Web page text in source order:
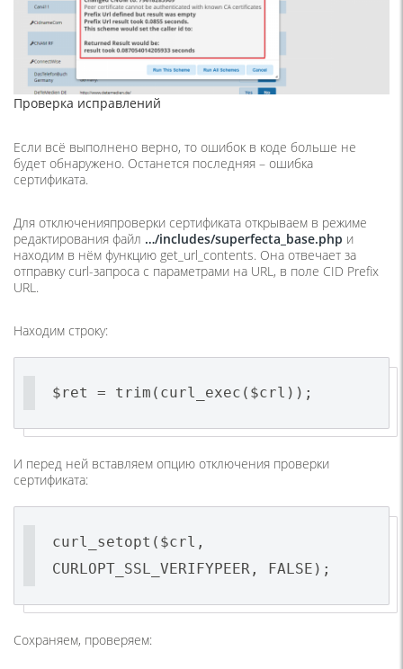
Проверка исправлений
Если всё выполнено верно, то ошибок в коде больше не
будет обнаружено. Останется последняя – ошибка
сертификата.
Для отключенияпроверки сертификата открываем в режиме
редактирования файл …/includes/superfecta_base.php и
находим в нём функцию get_url_contents. Она отвечает за
отправку curl-запроса с параметрами на URL, в поле CID Prefix
URL.
Находим строку:
$ret = trim(curl_exec($crl));
И перед ней вставляем опцию отключения проверки
сертификата:
curl_setopt($crl,
CURLOPT_SSL_VERIFYPEER, FALSE);
Сохраняем, проверяем: